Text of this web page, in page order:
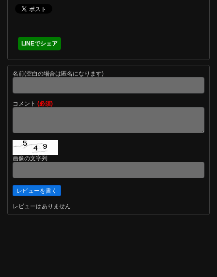
LINEでシェア
名前(空白の場合は匿名になります)
コメント (必須)
画像の文字列
レビューはありません